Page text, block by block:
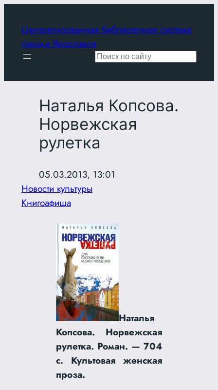
содержимому
Централизованная библиотечная система
города Ярославля
Поиск
Наталья Копсова.
Норвежская
рулетка
05.03.2013, 13:01
Новости культуры
Книгоафиша
Наталья
Копсова. Норвежская
рулетка. Роман. — 704
с. Культовая женская
проза.